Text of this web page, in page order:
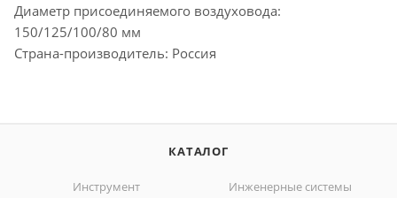
Диаметр присоединяемого воздуховода:
150/125/100/80 мм
Страна-производитель: Россия
КАТАЛОГ
Инструмент
Инженерные системы